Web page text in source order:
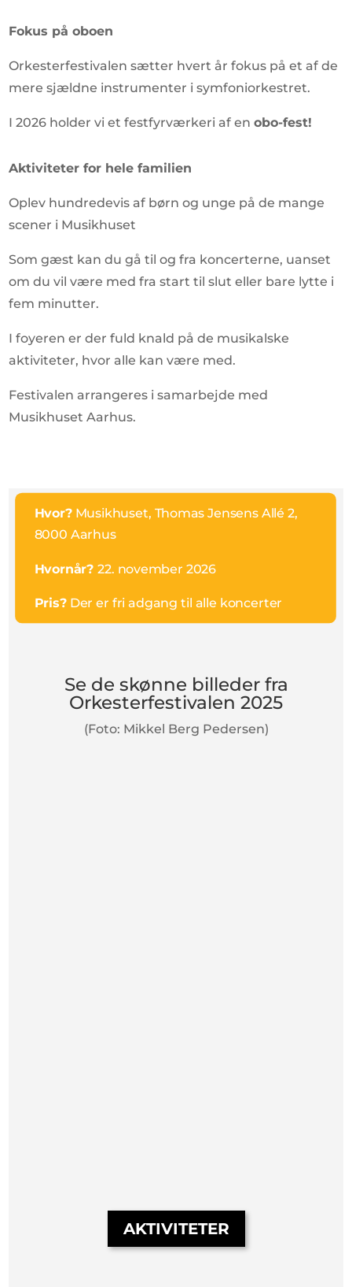
Fokus på oboen
Orkesterfestivalen sætter hvert år fokus på et af de
mere sjældne instrumenter i symfoniorkestret.
I 2026 holder vi et festfyrværkeri af enobo-fest!
Aktiviteter for hele familien
Oplev hundredevis af børn og unge på de mange
scener i Musikhuset
Som gæst kan du gå til og fra koncerterne, uanset
om du vil være med fra start til slut eller bare lytte i
fem minutter.
I foyeren er der fuld knald på de musikalske
aktiviteter, hvor alle kan være med.
Festivalen arrangeres i samarbejde med
Musikhuset Aarhus.
Hvor? Musikhuset, Thomas Jensens Allé 2,
8000 Aarhus
Hvornår?22. november 2026
Pris? Der er fri adgang til alle koncerter
Se de skønne billeder fra
Orkesterfestivalen 2025
(Foto: Mikkel Berg Pedersen)
AKTIVITETER